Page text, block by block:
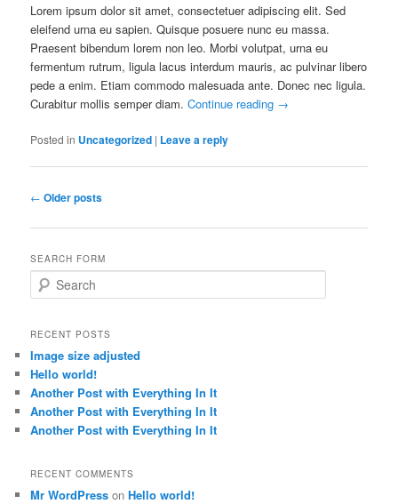
Lorem ipsum dolor sit amet, consectetuer adipiscing elit. Sed
eleifend urna eu sapien. Quisque posuere nunc eu massa.
Praesent bibendum lorem non leo. Morbi volutpat, urna eu
fermentum rutrum, ligula lacus interdum mauris, ac pulvinar libero
pede a enim. Etiam commodo malesuada ante. Donec nec ligula.
Curabitur mollis semper diam.Continue reading →
Posted in Uncategorized | Leave a reply
Post
← Older posts
SEARCH FORM
e
r
h
RECENT POSTS
Image size adjusted
Hello world!
Another Post with Everything In It
Another Post with Everything In It
Another Post with Everything In It
RECENT COMMENTS
Mr WordPress onHello world!